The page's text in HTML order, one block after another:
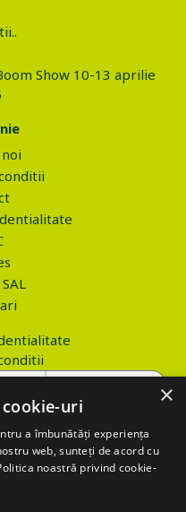
Show 10-13 aprilie
PROVA.ro
var values='';
method: "POST", url:
×
uri
a îmbunătăți experiența
web, sunteți de acord cu
noastră privind cookie-